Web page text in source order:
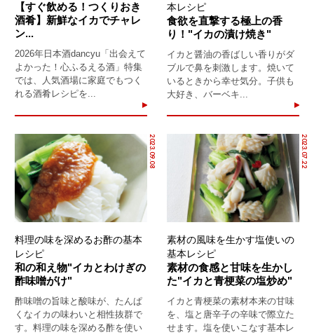
【すぐ飲める！つくりおき
酒肴】新鮮なイカでチャレ
ン...
2026年日本酒dancyu「出会えて
よかった！心ふるえる酒」特集
では、人気酒場に家庭でもつく
れる酒肴レシピを...
本レシピ
食欲を直撃する極上の香
り！"イカの漬け焼き"
イカと醤油の香ばしい香りがダ
ブルで鼻を刺激します。焼いて
いるときから幸せ気分。子供も
大好き、バーベキ...
2023.09.08
料理の味を深めるお酢の基本
レシピ
和の和え物"イカとわけぎの
酢味噌がけ"
酢味噌の旨味と酸味が、たんぱ
くなイカの味わいと相性抜群で
す。料理の味を深める酢を使い
2023.07.22
素材の風味を生かす塩使いの
基本レシピ
素材の食感と甘味を生かし
た"イカと青梗菜の塩炒め"
イカと青梗菜の素材本来の甘味
を、塩と唐辛子の辛味で際立た
せます。塩を使いこなす基本レ